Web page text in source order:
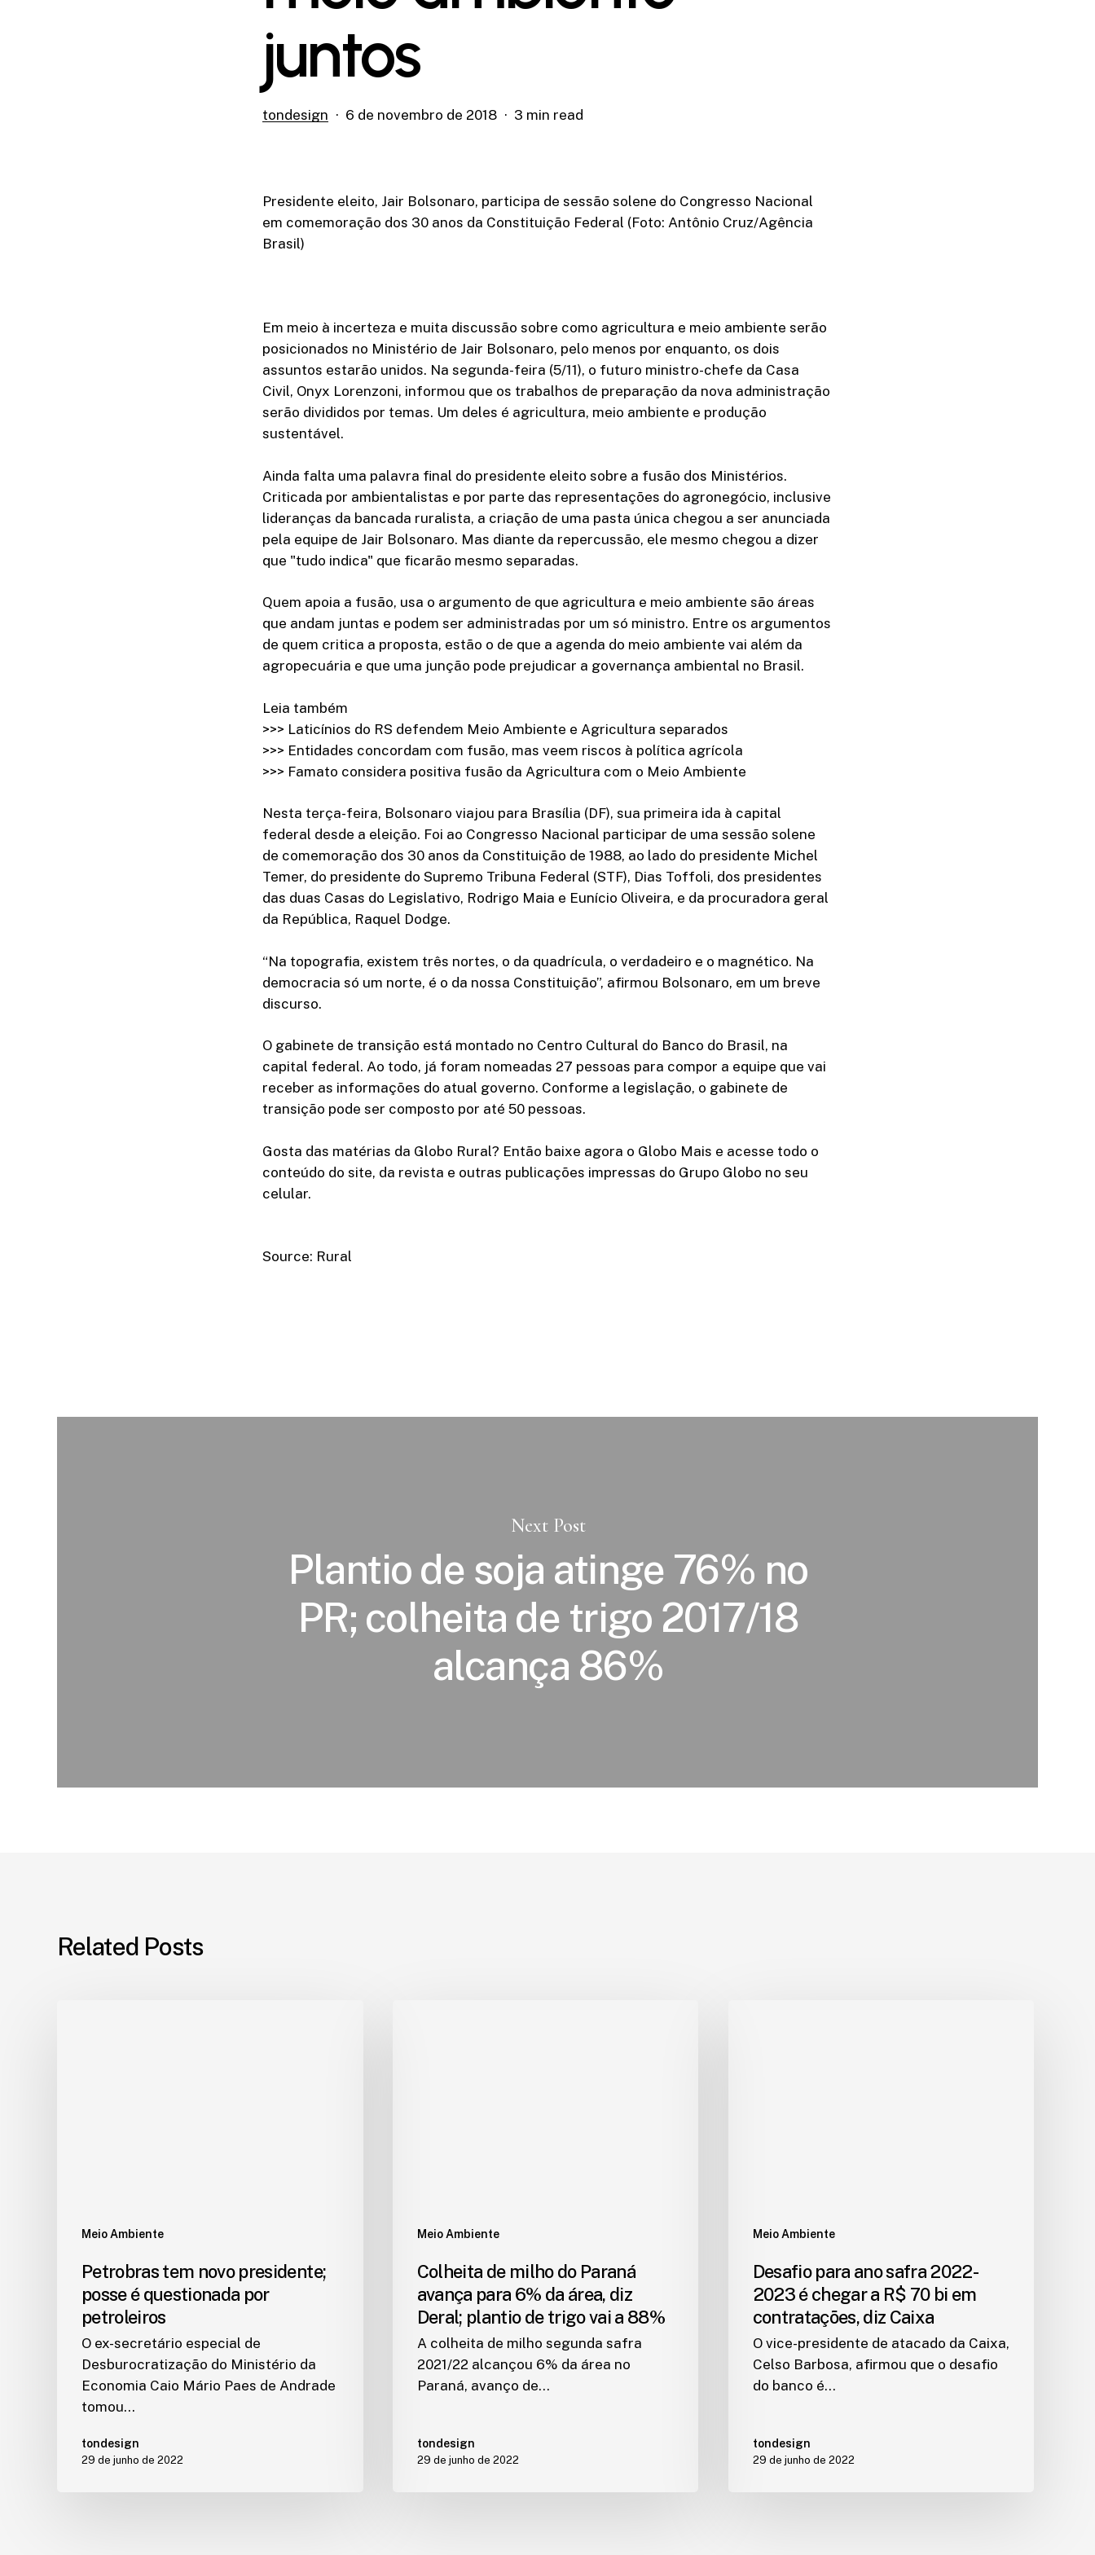
juntos
tondesign 6 de novembro de 2018 3 min read
Presidente eleito, Jair Bolsonaro, participa de sessão solene do Congresso Nacional
em comemoração dos 30 anos da Constituição Federal (Foto: Antônio Cruz/Agência
Brasil)
Em meio à incerteza e muita discussão sobre como agricultura e meio ambiente serão
posicionados no Ministério de Jair Bolsonaro, pelo menos por enquanto, os dois
assuntos estarão unidos. Na segunda-feira (5/11), o futuro ministro-chefe da Casa
Civil, Onyx Lorenzoni, informou que os trabalhos de preparação da nova administração
serão divididos por temas. Um deles é agricultura, meio ambiente e produção
sustentável.
Ainda falta uma palavra final do presidente eleito sobre a fusão dos Ministérios.
Criticada por ambientalistas e por parte das representações do agronegócio, inclusive
lideranças da bancada ruralista, a criação de uma pasta única chegou a ser anunciada
pela equipe de Jair Bolsonaro. Mas diante da repercussão, ele mesmo chegou a dizer
que "tudo indica" que ficarão mesmo separadas.
Quem apoia a fusão, usa o argumento de que agricultura e meio ambiente são áreas
que andam juntas e podem ser administradas por um só ministro. Entre os argumentos
de quem critica a proposta, estão o de que a agenda do meio ambiente vai além da
agropecuária e que uma junção pode prejudicar a governança ambiental no Brasil.
Leia também
>>> Laticínios do RS defendem Meio Ambiente e Agricultura separados
>>> Entidades concordam com fusão, mas veem riscos à política agrícola
>>> Famato considera positiva fusão da Agricultura com o Meio Ambiente
Nesta terça-feira, Bolsonaro viajou para Brasília (DF), sua primeira ida à capital
federal desde a eleição. Foi ao Congresso Nacional participar de uma sessão solene
de comemoração dos 30 anos da Constituição de 1988, ao lado do presidente Michel
Temer, do presidente do Supremo Tribuna Federal (STF), Dias Toffoli, dos presidentes
das duas Casas do Legislativo, Rodrigo Maia e Eunício Oliveira, e da procuradora geral
da República, Raquel Dodge.
“Na topografia, existem três nortes, o da quadrícula, o verdadeiro e o magnético. Na
democracia só um norte, é o da nossa Constituição”, afirmou Bolsonaro, em um breve
discurso.
O gabinete de transição está montado no Centro Cultural do Banco do Brasil, na
capital federal. Ao todo, já foram nomeadas 27 pessoas para compor a equipe que vai
receber as informações do atual governo. Conforme a legislação, o gabinete de
transição pode ser composto por até 50 pessoas.
Gosta das matérias da Globo Rural? Então baixe agora o Globo Mais e acesse todo o
conteúdo do site, da revista e outras publicações impressas do Grupo Globo no seu
celular.
Source: Rural
Next Post
Plantio de soja atinge 76% no
PR; colheita de trigo 2017/18
alcança 86%
Related Posts
Meio Ambiente
Petrobras tem novo presidente;
posse é questionada por
petroleiros
O ex-secretário especial de
Desburocratização do Ministério da
Economia Caio Mário Paes de Andrade
tomou…
tondesign
29 de junho de 2022
Meio Ambiente
Colheita de milho do Paraná
avança para 6% da área, diz
Deral; plantio de trigo vai a 88%
A colheita de milho segunda safra
2021/22 alcançou 6% da área no
Paraná, avanço de…
tondesign
29 de junho de 2022
Meio Ambiente
Desafio para ano safra 2022-
2023 é chegar a R$ 70 bi em
contratações, diz Caixa
O vice-presidente de atacado da Caixa,
Celso Barbosa, afirmou que o desafio
do banco é…
tondesign
29 de junho de 2022